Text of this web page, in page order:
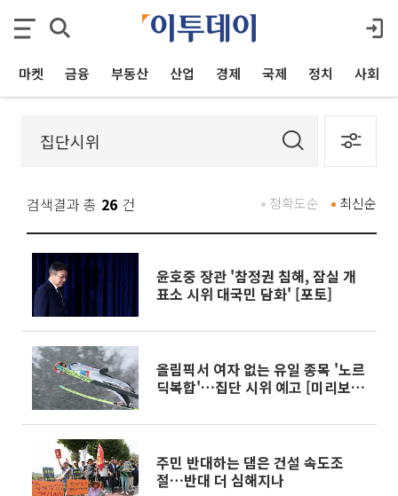
마켓 금융 부동산 산업 경제 국제 정치 사회
검색결과 총 26 건 최신순
정확도순
윤호중 장관 '참정권 침해, 잠실 개
표소 시위 대국민 담화' [포토]
올림픽서 여자 없는 유일 종목 '노르
딕복합'…집단 시위 예고 [미리보는
주민 반대하는 댐은 건설 속도조
절…반대 더 심해지나